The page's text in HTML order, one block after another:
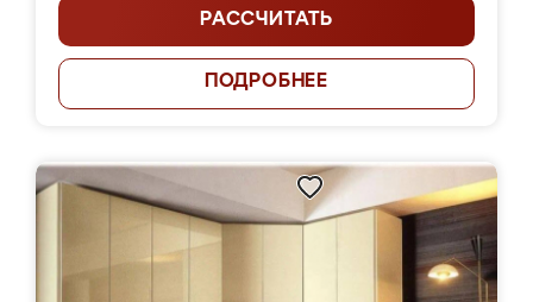
РАССЧИТАТЬ
ПОДРОБНЕЕ